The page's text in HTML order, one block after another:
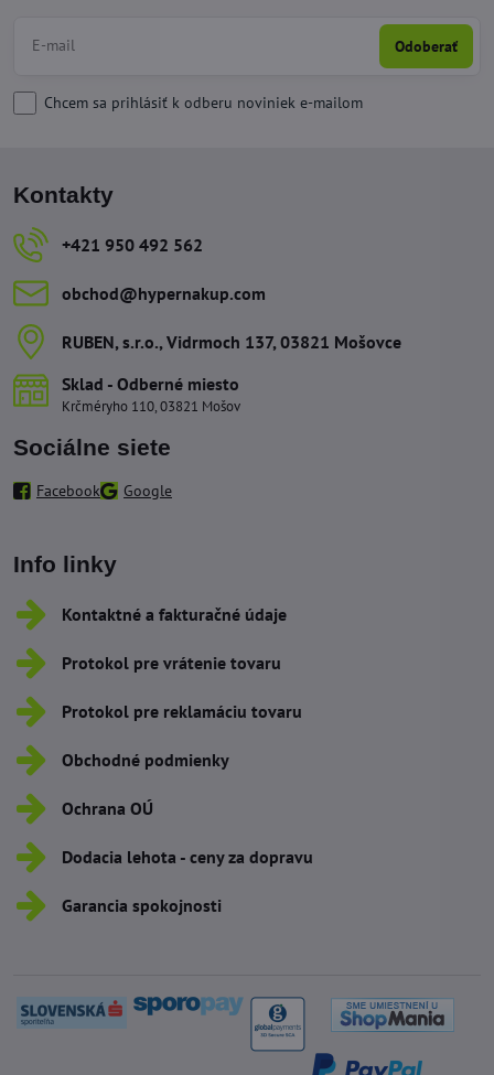
Odoberať
Chcem sa prihlásiť k odberu noviniek e-mailom
Kontakty
+421 950 492 562
obchod​@hypernakup​.com
RUBEN, s​.r​.o​., Vidrmoch 137, 03821 Mošovce
Sklad - Odberné miesto
Krčméryho 110, 03821 Mošov
Sociálne siete
Facebook Google
Info linky
Kontaktné a fakturačné údaje
Protokol pre vrátenie tovaru
Protokol pre reklamáciu tovaru
Obchodné podmienky
Ochrana OÚ
Dodacia lehota - ceny za dopravu
Garancia spokojnosti